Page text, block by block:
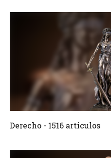
Crear
Derecho - 1516 articulos